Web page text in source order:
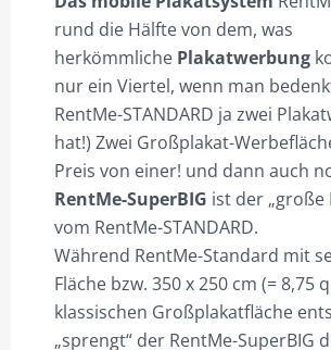
rund die Hälfte von dem, was
herkömmliche Plakatwerbung
nur ein Viertel, wenn man
RentMe-STANDARD ja zwei
hat!) Zwei Großplakat-
Preis von einer! und dann auch
RentMe-SuperBIG ist der „große
vom RentMe-STANDARD.
Während RentMe-Standard mit
Fläche bzw. 350 x 250 cm (= 8,75
klassischen Großplakatfläche
„sprengt“ der RentMe-SuperBIG